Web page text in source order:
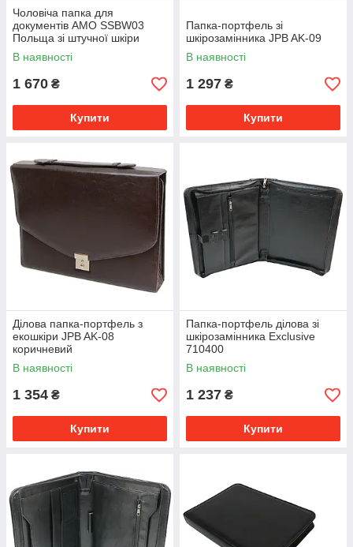
Чоловіча папка для
документів AMO SSBW03
Польща зі штучної шкіри
В наявності
1 670 ₴
Купити
Папка-портфель зі
шкірозамінника JPB AK-09
В наявності
1 297 ₴
Купити
Ділова папка-портфель з
екошкіри JPB AK-08
коричневий
В наявності
1 354 ₴
Купити
Папка-портфель ділова зі
шкірозамінника Exclusive
710400
В наявності
1 237 ₴
Купити